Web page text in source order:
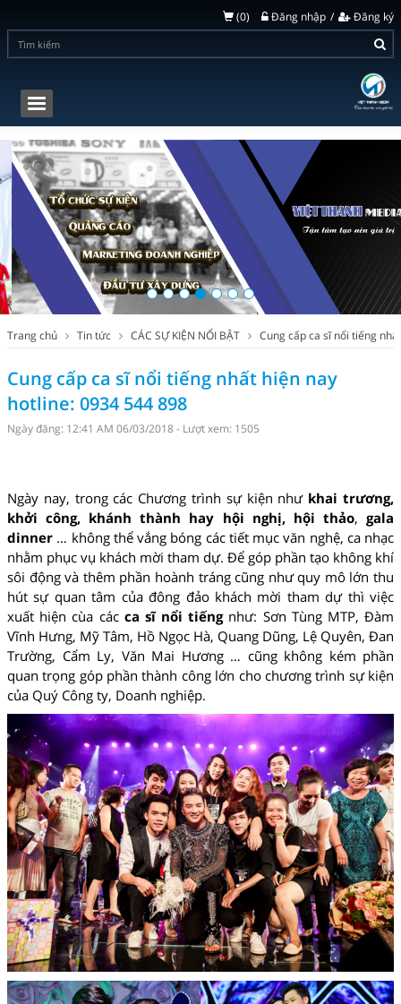
(0) Đăng nhập Đăng ký
Toggle
navigation
Trang chủ Tin tức CÁC SỰ KIỆN NỔI BẬT Cung cấp ca sĩ nổi tiếng
Cung cấp ca sĩ nổi tiếng nhất hiện nay
hotline: 0934 544 898
Ngày đăng: 12:41 AM 06/03/2018 - Lượt xem: 1505
Ngày nay, trong các Chương trình sự kiện như khai trương,
khởi công, khánh thành hay hội nghị, hội thảo,gala
dinner … không thể vắng bóng các tiết mục văn nghệ, ca nhạc
nhằm phục vụ khách mời tham dự. Để góp phần tạo không khí
sôi động và thêm phần hoành tráng cũng như quy mô lớn thu
hút sự quan tâm của đông đảo khách mời tham dự thì việc
xuất hiện cùa các ca sĩ nổi tiếngnhư: Sơn Tùng MTP, Đàm
Vĩnh Hưng, Mỹ Tâm, Hồ Ngọc Hà, Quang Dũng, Lệ Quyên, Đan
Trường, Cẩm Ly, Văn Mai Hương … cũng không kém phần
quan trọng góp phần thành công lớn cho chương trình sự kiện
của Quý Công ty, Doanh nghiệp.